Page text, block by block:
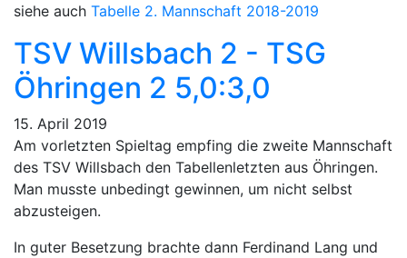
siehe auch Tabelle 2. Mannschaft 2018-2019
TSV Willsbach 2 - TSG
Öhringen 2 5,0:3,0
15. April 2019
Am vorletzten Spieltag empfing die zweite Mannschaft
des TSV Willsbach den Tabellenletzten aus Öhringen.
Man musste unbedingt gewinnen, um nicht selbst
abzusteigen.
In guter Besetzung brachte dann Ferdinand Lang und